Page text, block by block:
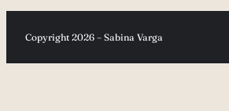
Copyright 2026 – Sabina Varga